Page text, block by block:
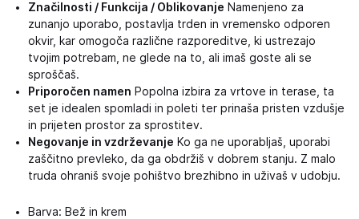
Značilnosti / Funkcija / Oblikovanje Namenjeno za
zunanjo uporabo, postavlja trden in vremensko odporen
okvir, kar omogoča različne razporeditve, ki ustrezajo
tvojim potrebam, ne glede na to, ali imaš goste ali se
sproščaš.
Priporočen namen Popolna izbira za vrtove in terase, ta
set je idealen spomladi in poleti ter prinaša pristen vzdušje
in prijeten prostor za sprostitev.
Negovanje in vzdrževanje Ko ga ne uporabljaš, uporabi
zaščitno prevleko, da ga obdržiš v dobrem stanju. Z malo
truda ohraniš svoje pohištvo brezhibno in uživaš v udobju.
Barva: Bež in krem